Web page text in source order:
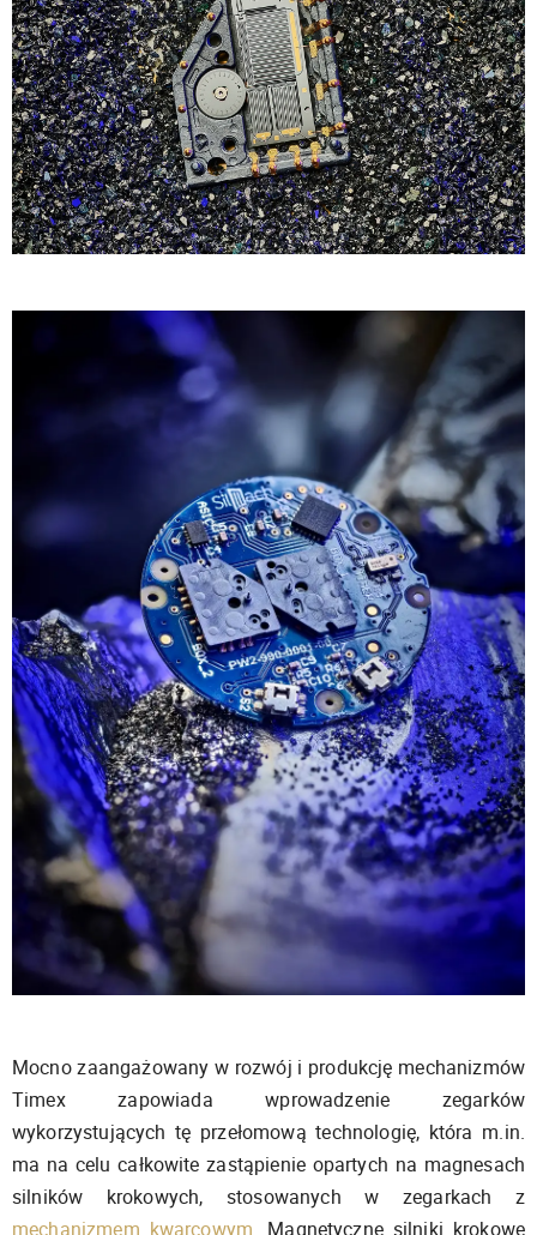
Mocno zaangażowany w rozwój i produkcję mechanizmów
Timex zapowiada wprowadzenie zegarków
wykorzystujących tę przełomową technologię, która m.in.
ma na celu całkowite zastąpienie opartych na magnesach
silników krokowych, stosowanych w zegarkach z
mechanizmem kwarcowym . Magnetyczne silniki krokowe